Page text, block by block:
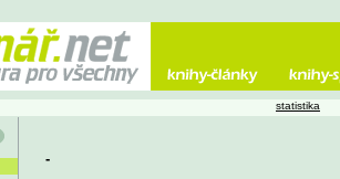
-
statistika